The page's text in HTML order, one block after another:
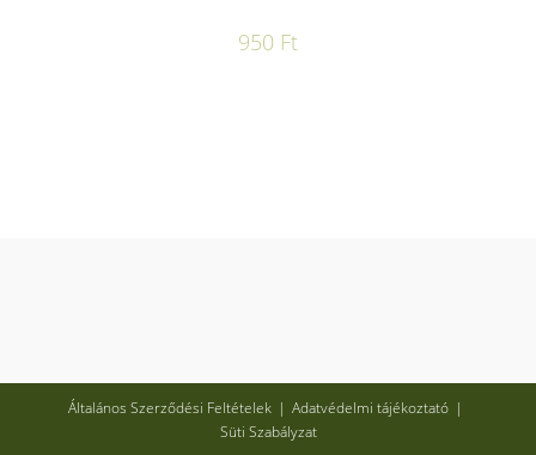
950 Ft
Általános Szerződési Feltételek
Adatvédelmi tájékoztató
Süti Szabályzat